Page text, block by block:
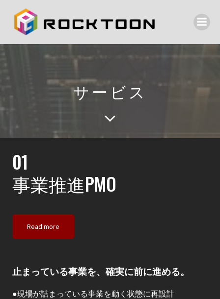
サービス
01
事業推進PMO
Read more
止まっている事業を、確実に前に進める。
●現場が詰まっている事業を動く状態に再設計